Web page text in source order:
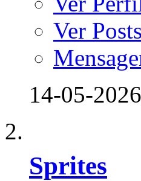
Ver
14-05-
Sprites